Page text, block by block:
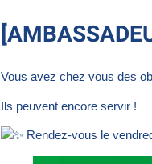
Vous avez chez vous des
Ils peuvent encore servir !
Rendez-vous le